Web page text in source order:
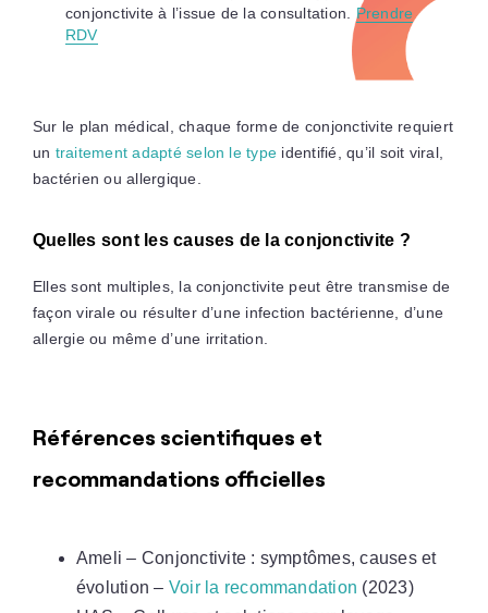
conjonctivite à l’issue de la consultation. Prendre
RDV
Sur le plan médical, chaque forme de conjonctivite requiert
un traitement adapté selon le type identifié, qu’il soit viral,
bactérien ou allergique.
Quelles sont les causes de la conjonctivite ?
Elles sont multiples, la conjonctivite peut être transmise de
façon virale ou résulter d’une infection bactérienne, d’une
allergie ou même d’une irritation.
Références scientifiques et
recommandations officielles
Ameli – Conjonctivite : symptômes, causes et
évolution – Voir la recommandation (2023)